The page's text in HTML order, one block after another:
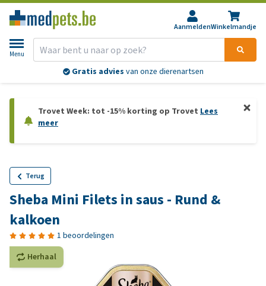
AanmeldenWinkelmandje
Menu
Gratis advies van onze dierenartsen
Trovet Week: tot -15% korting op Trovet Lees
meer
Terug
Sheba Mini Filets in saus - Rund &
kalkoen
1 beoordelingen
Herhaal